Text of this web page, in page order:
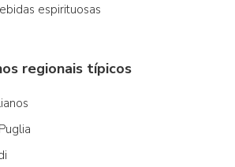
espirituosas
regionais típicos